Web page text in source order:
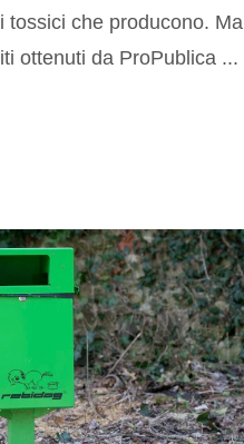
tossici che producono. Ma
ottenuti da ProPublica ...